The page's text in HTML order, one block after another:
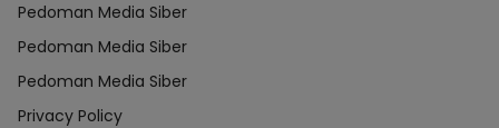
Pedoman Media Siber
Pedoman Media Siber
Pedoman Media Siber
Privacy Policy